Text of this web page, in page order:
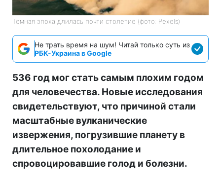
Темная эпоха длилась почти столетие (фото: Pexels)
Не трать время на шум! Читай только суть из
РБК-Украина в Google
536 год мог стать самым плохим годом
для человечества. Новые исследования
свидетельствуют, что причиной стали
масштабные вулканические
извержения, погрузившие планету в
длительное похолодание и
спровоцировавшие голод и болезни.